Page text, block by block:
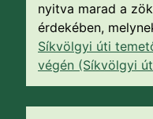
nyitva marad a
érdekében,
Síkvölgyi úti
végén (Síkvölgyi